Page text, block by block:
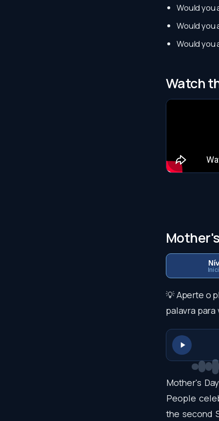
Would you
Would you
Would you
Watch
💡 Aperte o
palavra para
Mother's Day
People
the second